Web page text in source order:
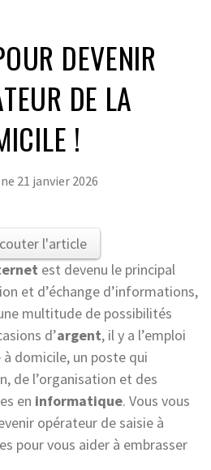
DEVENIR
DE LA
!
21 janvier 2026
l'article
est devenu le principal
et d’échange d’informations,
multitude de possibilités
d’argent, il y a l’emploi
à domicile, un poste qui
de l’organisation et des
en informatique. Vous vous
opérateur de saisie à
pour vous aider à embrasser